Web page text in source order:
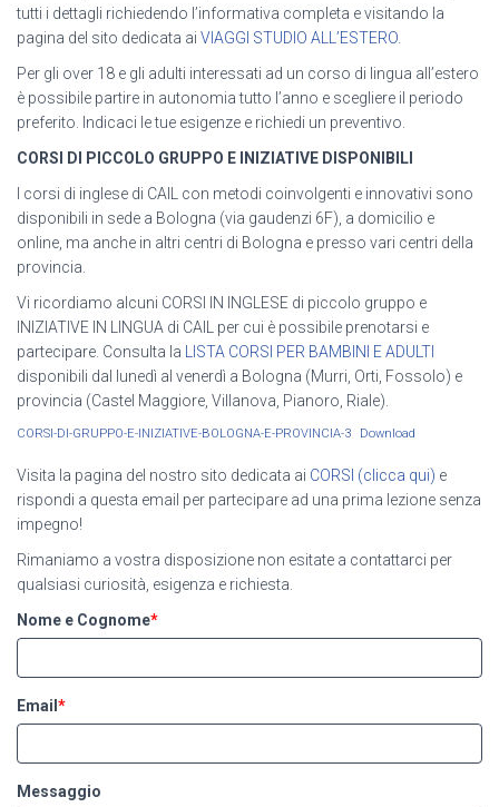
tutti i dettagli richiedendo l’informativa completa e visitando la
pagina del sito dedicata ai VIAGGI STUDIO ALL’ESTERO.
Per gli over 18 e gli adulti interessati ad un corso di lingua all’estero
è possibile partire in autonomia tutto l’anno e scegliere il periodo
preferito. Indicaci le tue esigenze e richiedi un preventivo.
CORSI DI PICCOLO GRUPPO E INIZIATIVE DISPONIBILI
I corsi di inglese di CAIL con metodi coinvolgenti e innovativi sono
disponibili in sede a Bologna (via gaudenzi 6F), a domicilio e
online, ma anche in altri centri di Bologna e presso vari centri della
provincia.
Vi ricordiamo alcuni CORSI IN INGLESE di piccolo gruppo e
INIZIATIVE IN LINGUA di CAIL per cui è possibile prenotarsi e
partecipare. Consulta la LISTA CORSI PER BAMBINI E ADULTI
disponibili dal lunedì al venerdì a Bologna (Murri, Orti, Fossolo) e
provincia (Castel Maggiore, Villanova, Pianoro, Riale).
CORSI-DI-GRUPPO-E-INIZIATIVE-BOLOGNA-E-PROVINCIA-3 Download
Visita la pagina del nostro sito dedicata ai CORSI (clicca qui) e
rispondi a questa email per partecipare ad una prima lezione senza
impegno!
Rimaniamo a vostra disposizione non esitate a contattarci per
qualsiasi curiosità, esigenza e richiesta.
Nome e Cognome*
Email *
Messaggio